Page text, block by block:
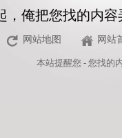
，俺把您找的内
网站地图 网站
本站提醒您 - 您找的